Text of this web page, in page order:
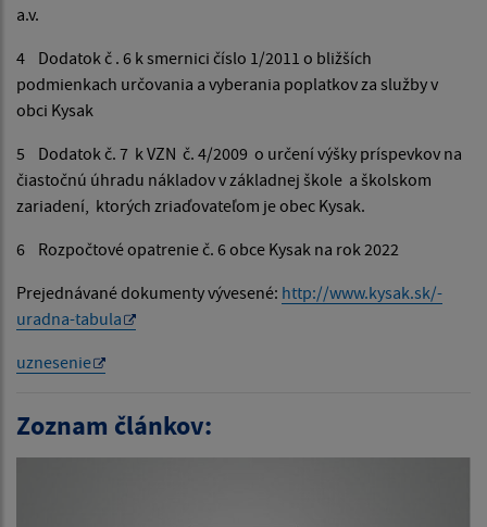
a.v.
4 Dodatok č . 6 k smernici číslo 1/2011 o bližších
podmienkach určovania a vyberania poplatkov za služby v
obci Kysak
5 Dodatok č. 7 k VZN č. 4/2009 o určení výšky príspevkov na
čiastočnú úhradu nákladov v základnej škole a školskom
zariadení, ktorých zriaďovateľom je obec Kysak.
6 Rozpočtové opatrenie č. 6 obce Kysak na rok 2022
Prejednávané dokumenty vývesené: http://www.kysak.sk/-
uradna-tabula
uznesenie
Zoznam článkov: